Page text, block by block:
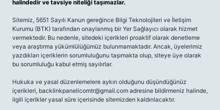
halindedir ve tavsiye niteliği taşımazlar.
Sitemiz, 5651 Sayılı Kanun gereğince Bilgi Teknolojileri ve İletişim
Kurumu (BTK) tarafından onaylanmış bir Yer Sağlayıcı olarak hizmet
vermektedir. Bu nedenle, sitedeki içerikleri proaktif olarak denetleme
veya araştırma yükümlülüğümüz bulunmamaktadır. Ancak, üyelerimiz
yazdıkları içeriklerin sorumluluğunu taşımakta olup, siteye üye olarak
bu sorumluluğu kabul etmiş sayılırlar.
Hukuka ve yasal düzenlemelere aykırı olduğunu düşündüğünüz
içerikleri, backlinkpanelicomtr@gmail.com adresine bildirmeniz halinde,
ilgili içerikler yasal süre içerisinde sitemizden kaldırılacaktır.